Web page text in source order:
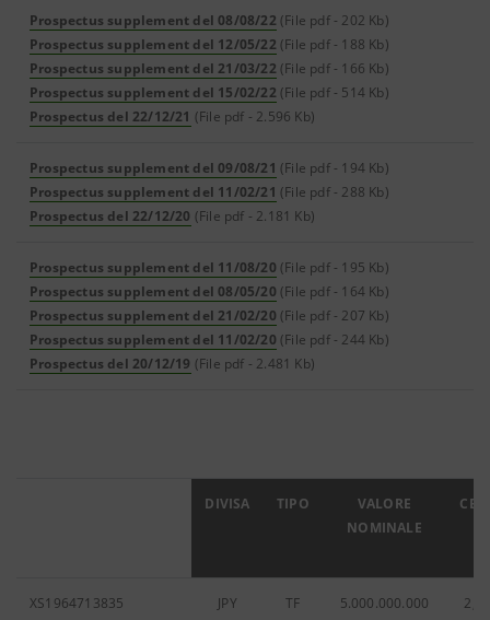
Prospectus supplement del 08/08/22 (File pdf - 202 Kb)
Prospectus supplement del 12/05/22 (File pdf - 188 Kb)
Prospectus supplement del 21/03/22 (File pdf - 166 Kb)
Prospectus supplement del 15/02/22 (File pdf - 514 Kb)
Prospectus del 22/12/21 (File pdf - 2.596 Kb)
Prospectus supplement del 09/08/21 (File pdf - 194 Kb)
Prospectus supplement del 11/02/21 (File pdf - 288 Kb)
Prospectus del 22/12/20 (File pdf - 2.181 Kb)
Prospectus supplement del 11/08/20 (File pdf - 195 Kb)
Prospectus supplement del 08/05/20 (File pdf - 164 Kb)
Prospectus supplement del 21/02/20 (File pdf - 207 Kb)
Prospectus supplement del 11/02/20 (File pdf - 244 Kb)
Prospectus del 20/12/19 (File pdf - 2.481 Kb)
DIVISA TIPO
VALORE
NOMINALE
XS1964713835 JPY TF 5.000.000.000